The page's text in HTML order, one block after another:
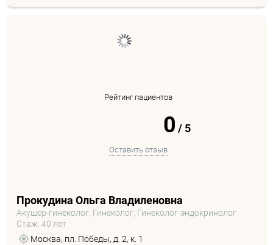
Рейтинг пациентов
0 /5
Оставить отзыв
Прокудина Ольга Владиленовна
Акушер-гинеколог, Гинеколог, Гинеколог-эндокринолог
Стаж: 40 лет
Москва, пл. Победы, д. 2, к. 1